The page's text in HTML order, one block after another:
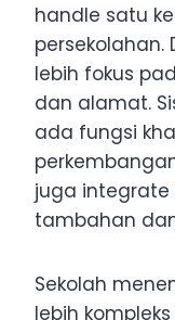
handle satu
persekolahan.
lebih fokus
dan alamat.
ada fungsi
juga
tambahan
Sekolah
lebih